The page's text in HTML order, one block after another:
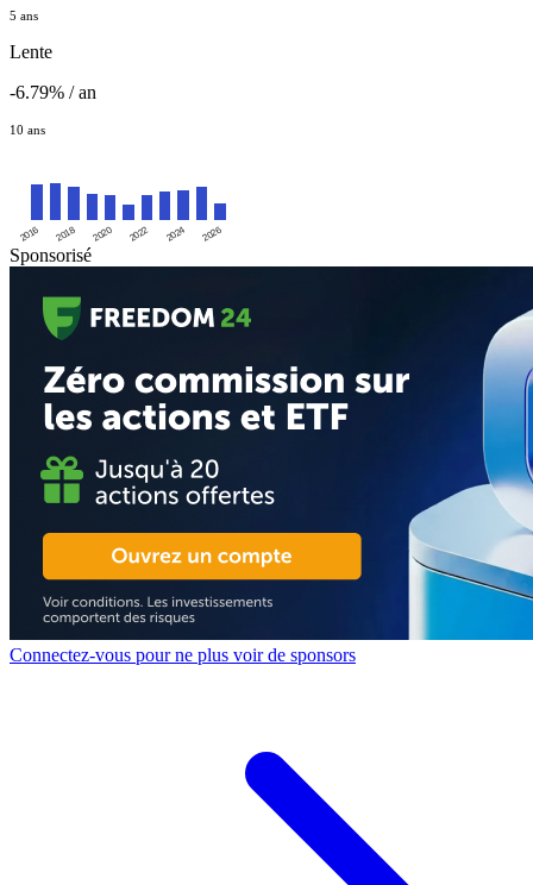
5 ans
Lente
-6.79% / an
10 ans
2016 2018 2020 2022 2024 2026
Sponsorisé
Connectez-vous pour ne plus voir de sponsors